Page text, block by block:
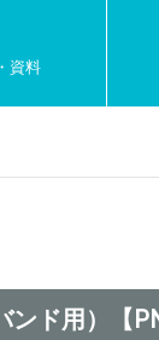
資料
ド用）【